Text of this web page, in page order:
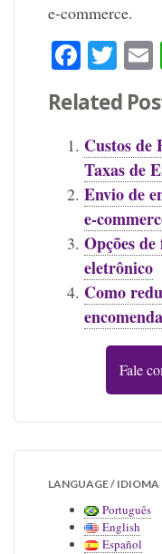
e-commerce.
Related
Custos de
Taxas de
Envio de
e-
Opções
eletrônico
Como
Fale
LANGUAGE / IDIOMA
Português
English
Español